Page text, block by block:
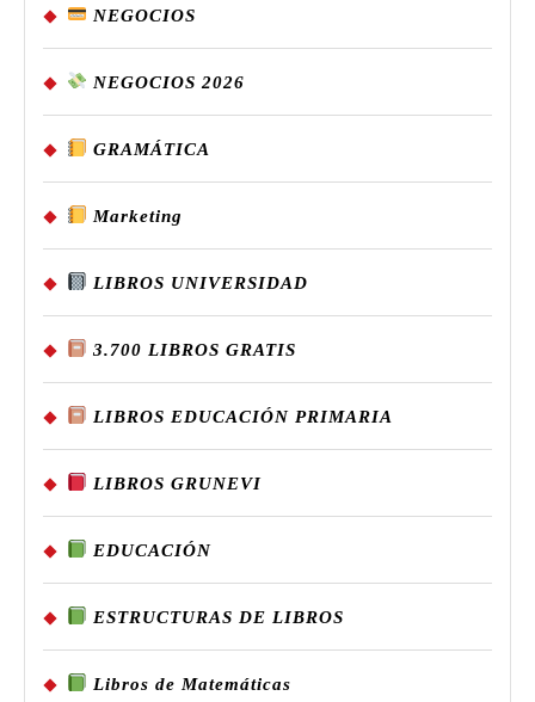
NEGOCIOS
NEGOCIOS 2026
GRAMÁTICA
Marketing
LIBROS UNIVERSIDAD
3.700 LIBROS GRATIS
LIBROS EDUCACIÓN PRIMARIA
LIBROS GRUNEVI
EDUCACIÓN
ESTRUCTURAS DE LIBROS
Libros de Matemáticas